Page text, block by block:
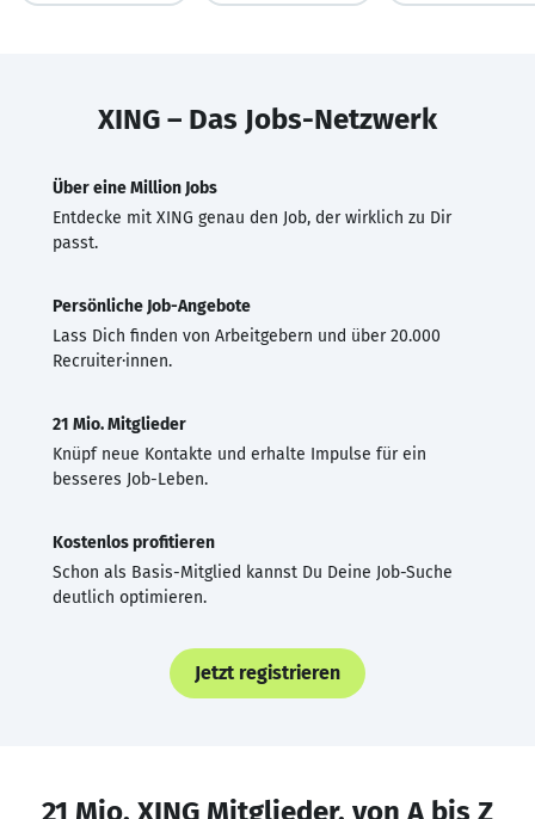
XING – Das Jobs-Netzwerk
Über eine Million Jobs
Entdecke mit XING genau den Job, der wirklich zu Dir
passt.
Persönliche Job-Angebote
Lass Dich finden von Arbeitgebern und über 20.000
Recruiter·innen.
21 Mio. Mitglieder
Knüpf neue Kontakte und erhalte Impulse für ein
besseres Job-Leben.
Kostenlos profitieren
Schon als Basis-Mitglied kannst Du Deine Job-Suche
deutlich optimieren.
Jetzt registrieren
21 Mio. XING Mitglieder, von A bis Z